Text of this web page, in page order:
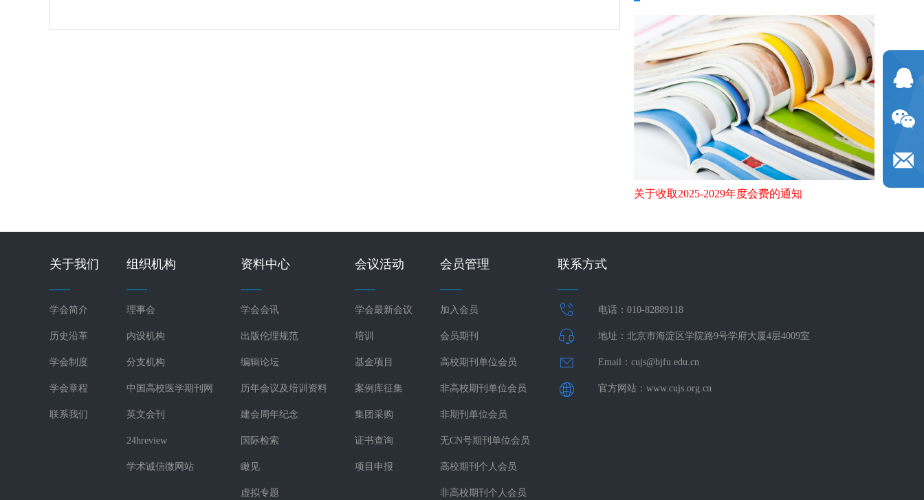
关于收取2025-2029年度会费的通知
关于我们
学会简介
历史沿革
学会制度
学会章程
联系我们
组织机构
理事会
内设机构
分支机构
中国高校医学期刊网
英文会刊
24hreview
学术诚信微网站
资料中心
学会会讯
出版伦理规范
编辑论坛
历年会议及培训资料
建会周年纪念
国际检索
瞰见
虚拟专题
会议活动
学会最新会议
培训
基金项目
案例库征集
集团采购
证书查询
项目申报
会员管理
加入会员
会员期刊
高校期刊单位会员
非高校期刊单位会员
非期刊单位会员
无CN号期刊单位会员
高校期刊个人会员
非高校期刊个人会员
联系方式
电话：010-82889118
地址：北京市海淀区学院路9号学府大厦4层4009室
Email：cujs@bjfu.edu.cn
官方网站：www.cujs.org.cn